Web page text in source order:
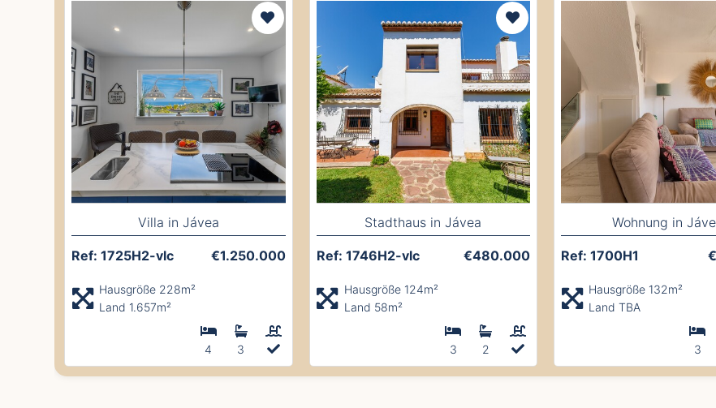
Villa in Jávea
Ref: 1725H2-vlc €1.250.000
Hausgröße 228m²
Land 1.657m²
4 3
Stadthaus in Jávea
Ref: 1746H2-vlc €480.000
Hausgröße 124m²
Land 58m²
3 2
Wohnung in
Ref: 1700H1
Hausgröße 132m²
Land TBA
3